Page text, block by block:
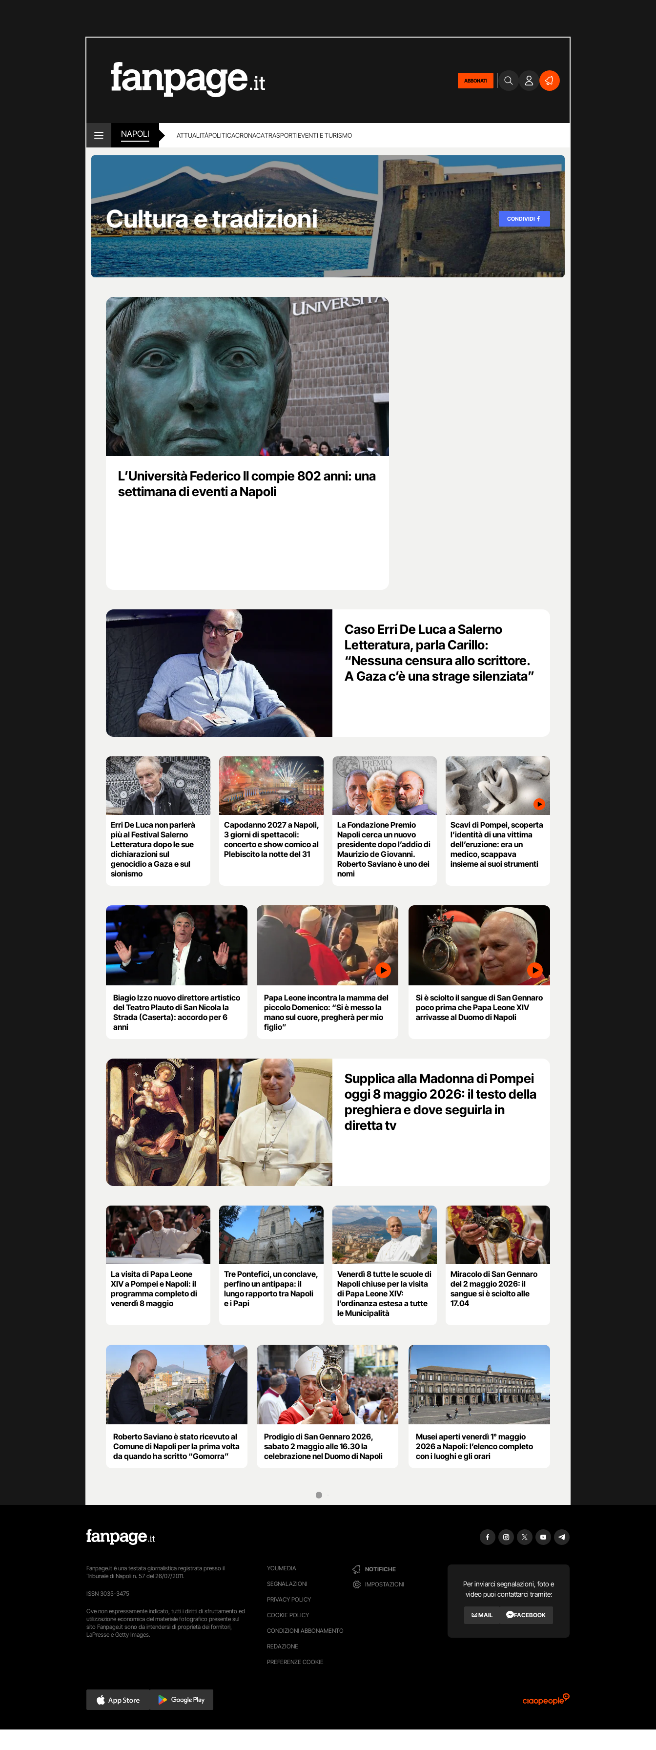
ABBONATI
NAPOLI ATTUALITÀPOLITICACRONACATRASPORTIEVENTI E TURISMO
Cultura e tradizioni CONDIVIDI
L’Università Federico II compie 802 anni: una
settimana di eventi a Napoli
Caso Erri De Luca a Salerno
Letteratura, parla Carillo:
“Nessuna censura allo scrittore.
A Gaza c’è una strage silenziata”
Erri De Luca non parlerà
più al Festival Salerno
Letteratura dopo le sue
dichiarazioni sul
genocidio a Gaza e sul
sionismo
Capodanno 2027 a Napoli,
3 giorni di spettacoli:
concerto e show comico al
Plebiscito la notte del 31
La Fondazione Premio
Napoli cerca un nuovo
presidente dopo l’addio di
Maurizio de Giovanni.
Roberto Saviano è uno dei
nomi
Scavi di Pompei, scoperta
l’identità di una vittima
dell’eruzione: era un
medico, scappava
insieme ai suoi strumenti
Biagio Izzo nuovo direttore artistico
del Teatro Plauto di San Nicola la
Strada (Caserta): accordo per 6
anni
Papa Leone incontra la mamma del
piccolo Domenico: “Si è messo la
mano sul cuore, pregherà per mio
figlio”
Si è sciolto il sangue di San Gennaro
poco prima che Papa Leone XIV
arrivasse al Duomo di Napoli
Supplica alla Madonna di Pompei
oggi 8 maggio 2026: il testo della
preghiera e dove seguirla in
diretta tv
La visita di Papa Leone
XIV a Pompei e Napoli: il
programma completo di
venerdì 8 maggio
Tre Pontefici, un conclave,
perfino un antipapa: il
lungo rapporto tra Napoli
e i Papi
Venerdì 8 tutte le scuole di
Napoli chiuse per la visita
di Papa Leone XIV:
l’ordinanza estesa a tutte
le Municipalità
Miracolo di San Gennaro
del 2 maggio 2026: il
sangue si è sciolto alle
17.04
Roberto Saviano è stato ricevuto al
Comune di Napoli per la prima volta
da quando ha scritto “Gomorra”
Prodigio di San Gennaro 2026,
sabato 2 maggio alle 16.30 la
celebrazione nel Duomo di Napoli
Musei aperti venerdì 1° maggio
2026 a Napoli: l’elenco completo
con i luoghi e gli orari
YOUMEDIA
SEGNALAZIONI
PRIVACY POLICY
COOKIE POLICY
CONDIZIONI ABBONAMENTO
REDAZIONE
PREFERENZE COOKIE
NOTIFICHE
IMPOSTAZIONI
Per inviarci segnalazioni, foto e
video puoi contattarci tramite:
MAIL FACEBOOK
Fanpage.it è una testata giornalistica registrata presso il
Tribunale di Napoli n. 57 del 26/07/2011.
ISSN 3035-3475
Ove non espressamente indicato, tutti i diritti di sfruttamento ed
utilizzazione economica del materiale fotografico presente sul
sito Fanpage.it sono da intendersi di proprietà dei fornitori,
LaPresse e Getty Images.